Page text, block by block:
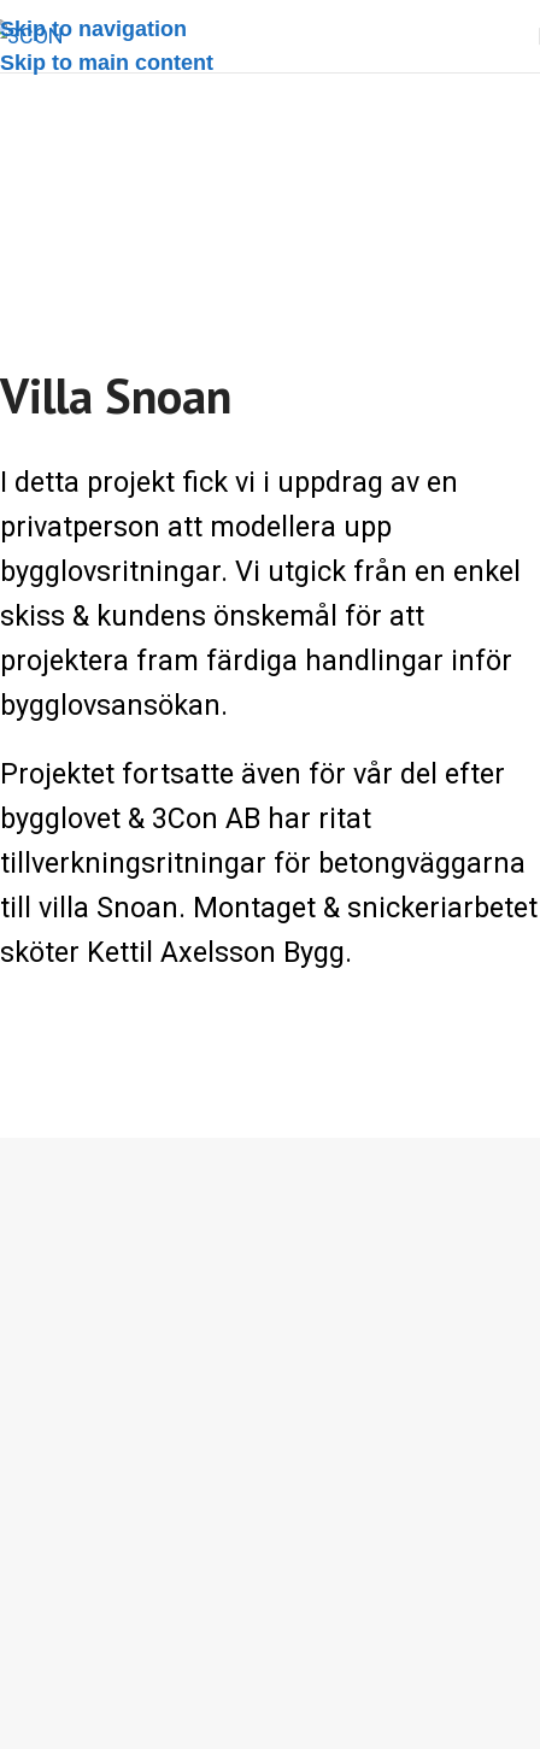
Skip to navigation
Skip to main content
Villa Snoan
I detta projekt fick vi i uppdrag av en
privatperson att modellera upp
bygglovsritningar. Vi utgick från en enkel
skiss & kundens önskemål för att
projektera fram färdiga handlingar inför
bygglovsansökan.
Projektet fortsatte även för vår del efter
bygglovet & 3Con AB har ritat
tillverkningsritningar för betongväggarna
till villa Snoan. Montaget & snickeriarbetet
sköter Kettil Axelsson Bygg.